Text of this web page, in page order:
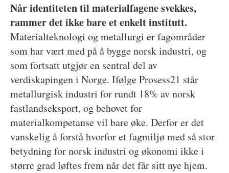
Når identiteten til materialfagene svekkes,
rammer det ikke bare et enkelt institutt.
Materialteknologi og metallurgi er fagområder
som har vært med på å bygge norsk industri, og
som fortsatt utgjør en sentral del av
verdiskapingen i Norge. Ifølge Prosess21 står
metallurgisk industri for rundt 18% av norsk
fastlandseksport, og behovet for
materialkompetanse vil bare øke. Derfor er det
vanskelig å forstå hvorfor et fagmiljø med så stor
betydning for norsk industri og økonomi ikke i
større grad løftes frem når det får sitt nye hjem.